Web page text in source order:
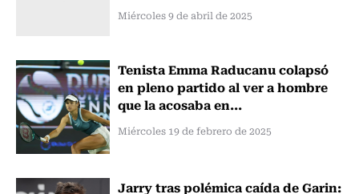
Miércoles 9 de abril de 2025
Tenista Emma Raducanu colapsó
en pleno partido al ver a hombre
que la acosaba en...
Miércoles 19 de febrero de 2025
Jarry tras polémica caída de Garin: